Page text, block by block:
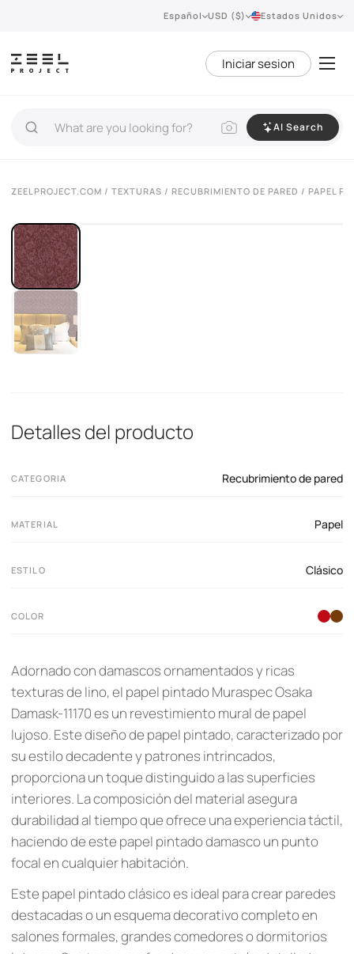
Español USD ($) Estados Unidos
Iniciar sesion
AI Search
ZEELPROJECT.COM / TEXTURAS / RECUBRIMIENTO DE PARED / PAPEL
Detalles del producto
CATEGORIA Recubrimiento de pared
MATERIAL Papel
ESTILO Clásico
COLOR
Adornado con damascos ornamentados y ricas
texturas de lino, el papel pintado Muraspec Osaka
Damask-11170 es un revestimiento mural de papel
lujoso. Este diseño de papel pintado, caracterizado por
su estilo decadente y patrones intrincados,
proporciona un toque distinguido a las superficies
interiores. La composición del material asegura
durabilidad al tiempo que ofrece una experiencia táctil,
haciendo de este papel pintado damasco un punto
focal en cualquier habitación.
Este papel pintado clásico es ideal para crear paredes
destacadas o un esquema decorativo completo en
salones formales, grandes comedores o dormitorios